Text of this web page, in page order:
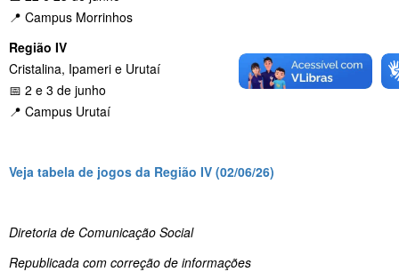
📍 Campus Morrinhos
Região IV
Cristalina, Ipameri e Urutaí
📅 2 e 3 de junho
📍 Campus Urutaí
Veja tabela de jogos da Região IV (02/06/26)
Diretoria de Comunicação Social
Republicada com correção de informações